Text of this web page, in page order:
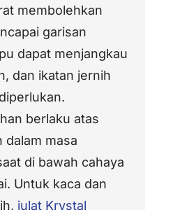
membolehkan
garisan
dapat menjangkau
dan ikatan jernih
berlaku atas
dalam masa
di bawah cahaya
Untuk kaca dan
julat Krystal